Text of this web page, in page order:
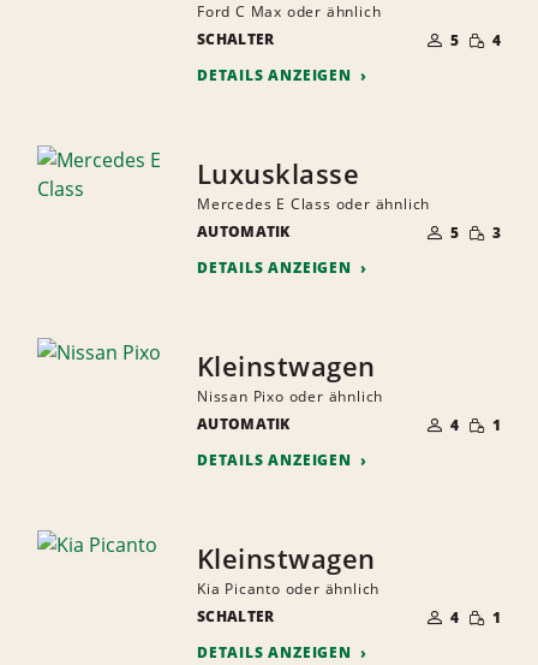
Ford C Max oder ähnlich
SCHALTER
DER
MITFAHRER
5 GERINGE
MENGE
4
DETAILS ANZEIGEN
Luxusklasse
Mercedes E Class oder ähnlich
AUTOMATIK
DER
MITFAHRER
5 GERINGE
MENGE
3
DETAILS ANZEIGEN
Kleinstwagen
Nissan Pixo oder ähnlich
AUTOMATIK
DER
MITFAHRER
4 GERINGE
MENGE
1
DETAILS ANZEIGEN
Kleinstwagen
Kia Picanto oder ähnlich
SCHALTER
DER
MITFAHRER
4 GERINGE
MENGE
1
DETAILS ANZEIGEN